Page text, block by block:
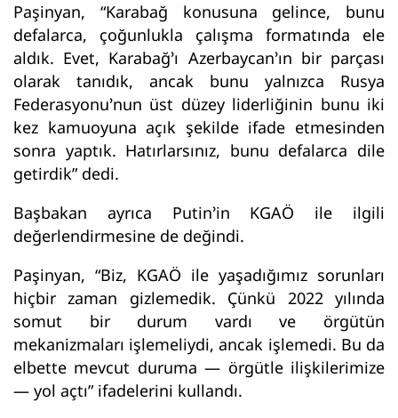
Paşinyan, “Karabağ konusuna gelince, bunu
defalarca, çoğunlukla çalışma formatında ele
aldık. Evet, Karabağ’ı Azerbaycan’ın bir parçası
olarak tanıdık, ancak bunu yalnızca Rusya
Federasyonu’nun üst düzey liderliğinin bunu iki
kez kamuoyuna açık şekilde ifade etmesinden
sonra yaptık. Hatırlarsınız, bunu defalarca dile
getirdik” dedi.
Başbakan ayrıca Putin’in KGAÖ ile ilgili
değerlendirmesine de değindi.
Paşinyan, “Biz, KGAÖ ile yaşadığımız sorunları
hiçbir zaman gizlemedik. Çünkü 2022 yılında
somut bir durum vardı ve örgütün
mekanizmaları işlemeliydi, ancak işlemedi. Bu da
elbette mevcut duruma — örgütle ilişkilerimize
— yol açtı” ifadelerini kullandı.